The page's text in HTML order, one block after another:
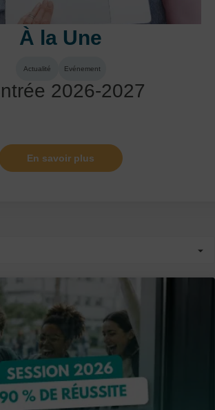
À la Une
Actualité Evénement
2026-2027
En savoir plus